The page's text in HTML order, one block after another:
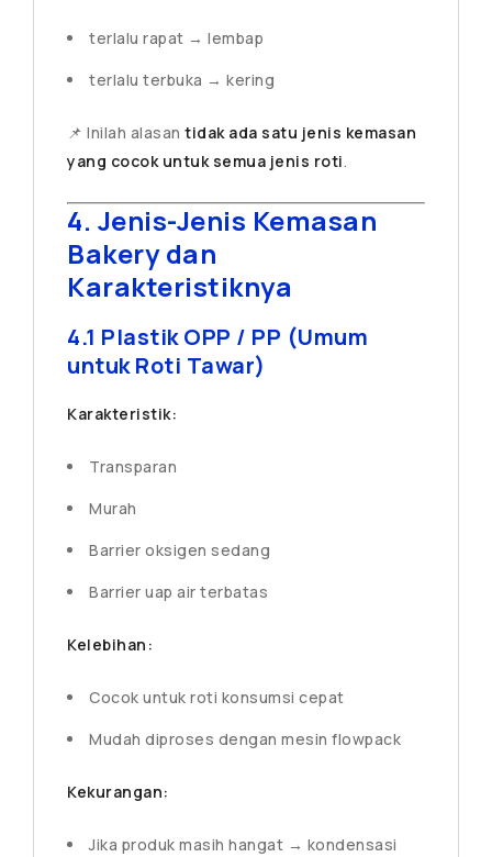
terlalu rapat → lembap
terlalu terbuka → kering
📌 Inilah alasan tidak ada satu jenis kemasan
yang cocok untuk semua jenis roti.
4. Jenis-Jenis Kemasan
Bakery dan
Karakteristiknya
4.1 Plastik OPP / PP (Umum
untuk Roti Tawar)
Karakteristik:
Transparan
Murah
Barrier oksigen sedang
Barrier uap air terbatas
Kelebihan:
Cocok untuk roti konsumsi cepat
Mudah diproses dengan mesin flowpack
Kekurangan:
Jika produk masih hangat → kondensasi